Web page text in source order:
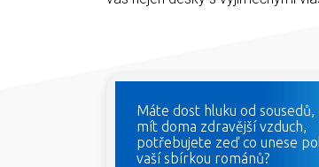
Máte dost hluku od sousedů,
mít doma zdravější vzduch,
potřebujete zeď co unese
vaší sbírkou románů?